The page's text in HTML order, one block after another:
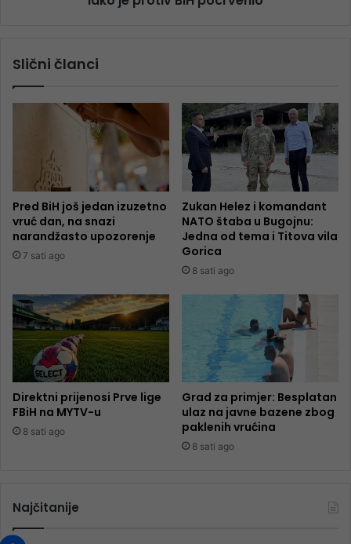
Slični članci
Pred BiH još jedan izuzetno
vruć dan, na snazi
narandžasto upozorenje
7 sati ago
Zukan Helez i komandant
NATO štaba u Bugojnu:
Jedna od tema i Titova vila
Gorica
8 sati ago
Direktni prijenosi Prve lige
FBiH na MYTV-u
8 sati ago
Grad za primjer: Besplatan
ulaz na javne bazene zbog
paklenih vrućina
8 sati ago
Najčitanije